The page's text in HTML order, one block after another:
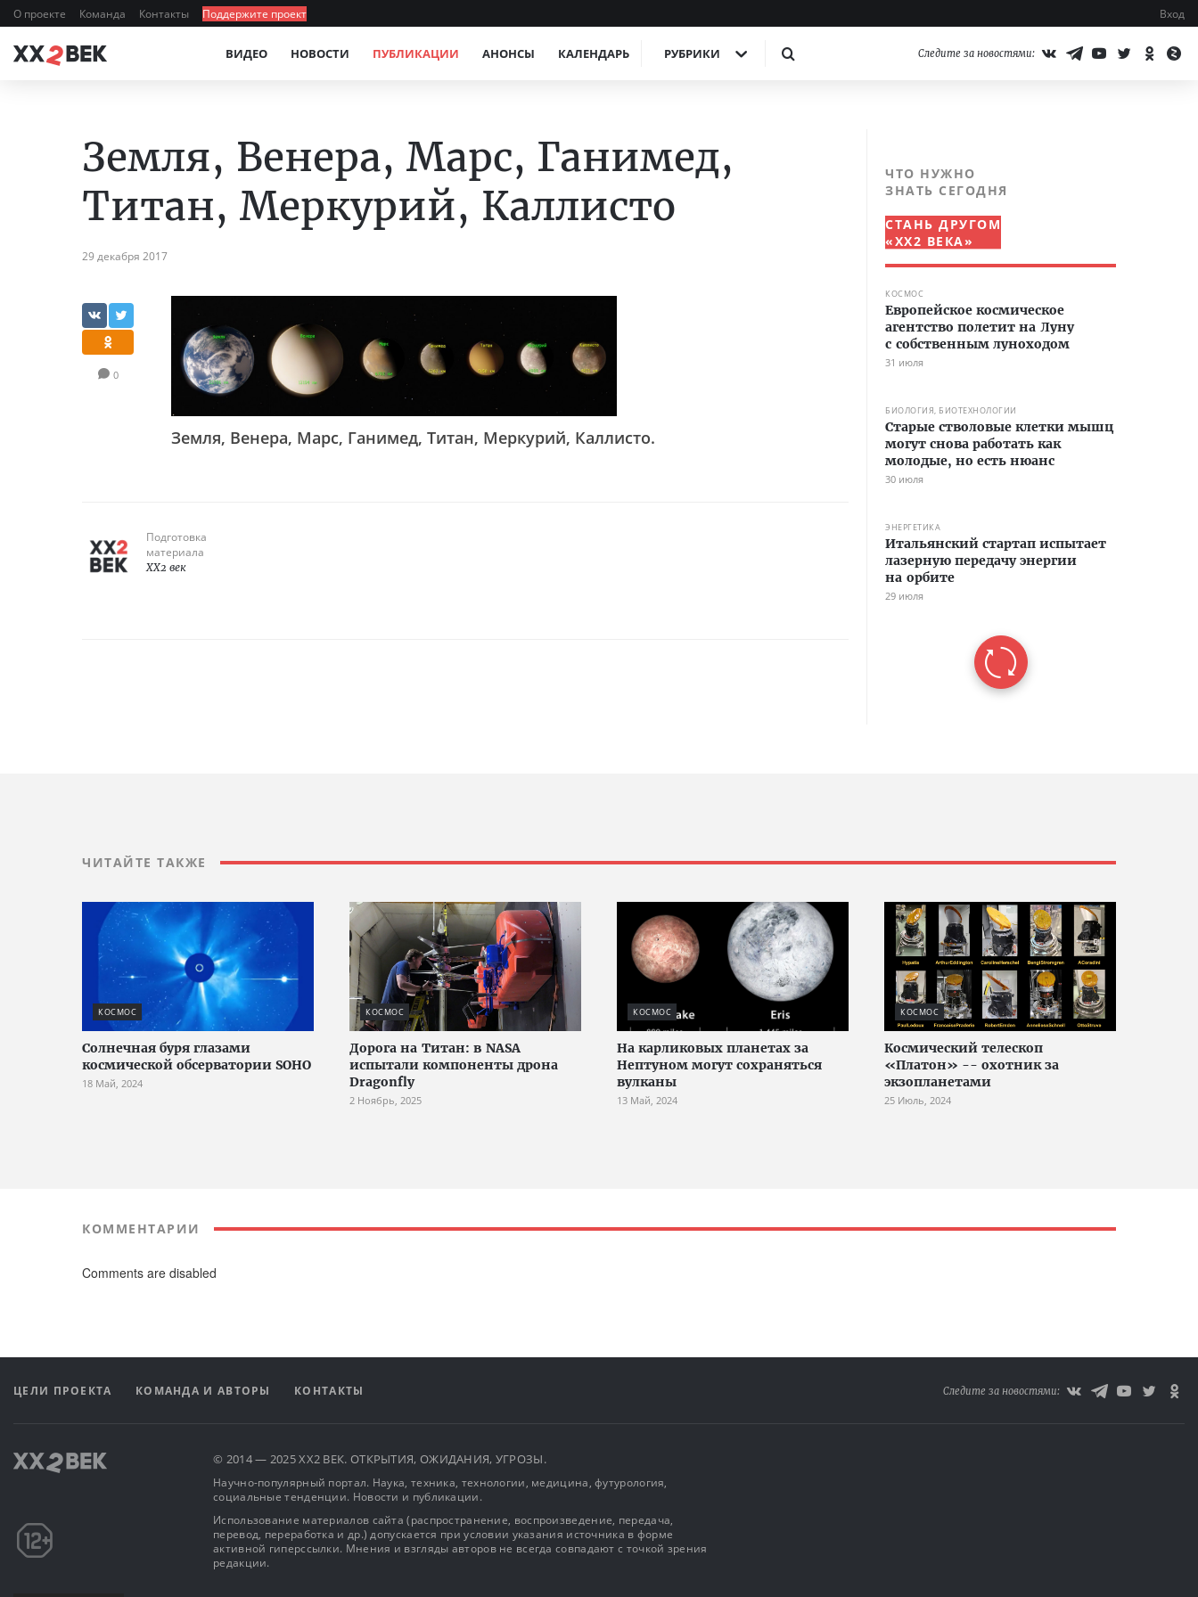
О проекте Команда Контакты Поддержите проект Вход
ВИДЕО НОВОСТИ ПУБЛИКАЦИИ АНОНСЫ КАЛЕНДАРЬ РУБРИКИ Следите за новостями:
Земля, Венера, Марс, Ганимед,
Титан, Меркурий, Каллисто
29 декабря 2017
0
Земля, Венера, Марс, Ганимед, Титан, Меркурий, Каллисто.
Подготовка
материала
XX2 век
ЧТО НУЖНО
ЗНАТЬ СЕГОДНЯ
СТАНЬ ДРУГОМ
«XX2 ВЕКА»
КОСМОС
Европейское космическое
агентство полетит на Луну
с собственным луноходом
31 июля
БИОЛОГИЯ, БИОТЕХНОЛОГИИ
Старые стволовые клетки мышц
могут снова работать как
молодые, но есть нюанс
30 июля
ЭНЕРГЕТИКА
Итальянский стартап испытает
лазерную передачу энергии
на орбите
29 июля
ЧИТАЙТЕ ТАКЖЕ
КОСМОС
Солнечная буря глазами
космической обсерватории SOHO
18 Май, 2024
КОСМОС
Дорога на Титан: в NASA
испытали компоненты дрона
Dragonfly
2 Ноябрь, 2025
КОСМОС
На карликовых планетах за
Нептуном могут сохраняться
вулканы
13 Май, 2024
КОСМОС
Космический телескоп
«Платон» -- охотник за
экзопланетами
25 Июль, 2024
КОММЕНТАРИИ
Comments are disabled
ЦЕЛИ ПРОЕКТА КОМАНДА И АВТОРЫ КОНТАКТЫ Следите за новостями:
© 2014 — 2025 XX2 ВЕК. ОТКРЫТИЯ, ОЖИДАНИЯ, УГРОЗЫ.
Научно-популярный портал. Наука, техника, технологии, медицина, футурология,
социальные тенденции. Новости и публикации.
Использование материалов сайта (распространение, воспроизведение, передача,
перевод, переработка и др.) допускается при условии указания источника в форме
активной гиперссылки. Мнения и взгляды авторов не всегда совпадают с точкой зрения
редакции.